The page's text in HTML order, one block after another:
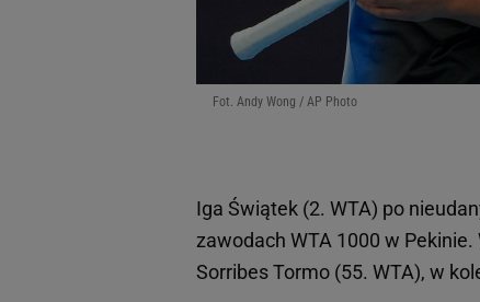
Fot. Andy Wong / AP Photo
Iga Świątek (2. WTA) po
zawodach WTA 1000 w
Sorribes Tormo (55. WTA), w